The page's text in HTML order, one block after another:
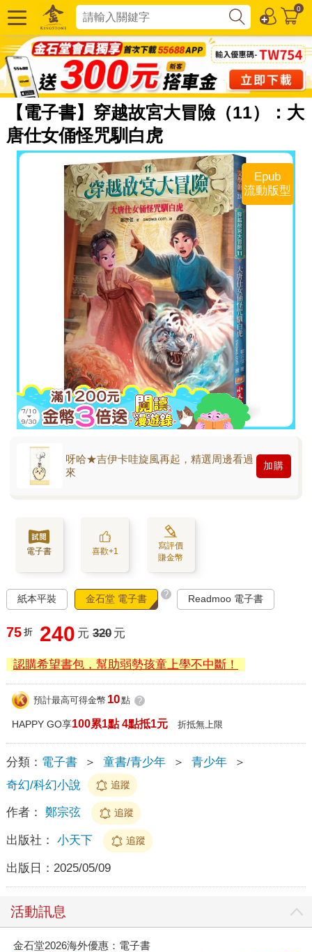
0
【電子書】穿越故宮大冒險（11）：大
唐仕女俑怪咒馴白虎
Epub
流動版型
呀哈★吉伊卡哇旋風再起，精選周邊看過
來
加購
電子書 喜歡+1
寫評價
賺金幣
紙本平裝 金石堂 電子書 ? Readmoo 電子書
75 折 240 元 320 元
認購希望書包，幫助弱勢孩童上學不中斷！
預計最高可得金幣 10點 ?
HAPPY GO享100累1點 4點抵1元 折抵無上限
分類： 電子書 ＞ 童書/青少年 ＞ 青少年
＞
奇幻/科幻小說
追蹤
作者： 鄭宗弦 追蹤
出版社： 小天下 追蹤
出版日： 2025/05/09
活動訊息
金石堂2026海外優惠：電子書